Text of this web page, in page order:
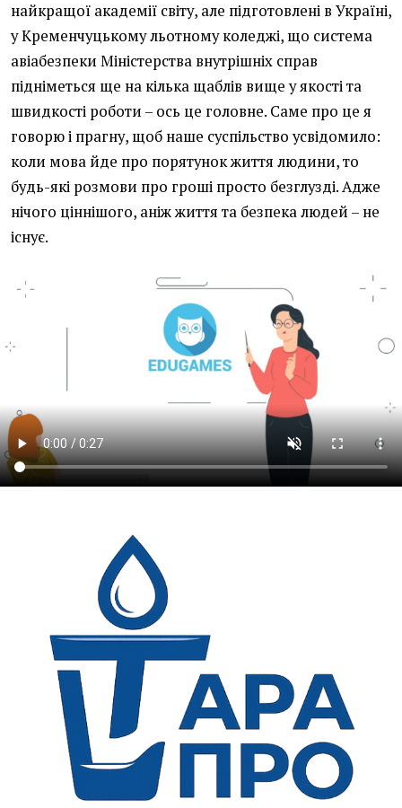
найкращої академії світу, але підготовлені в Україні,
у Кременчуцькому льотному коледжі, що система
авіабезпеки Міністерства внутрішніх справ
підніметься ще на кілька щаблів вище у якості та
швидкості роботи – ось це головне. Саме про це я
говорю і прагну, щоб наше суспільство усвідомило:
коли мова йде про порятунок життя людини, то
будь-які розмови про гроші просто безглузді. Адже
нічого ціннішого, аніж життя та безпека людей – не
існує.